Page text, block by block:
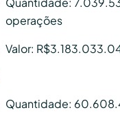
operações
Valor:
Quantidade: